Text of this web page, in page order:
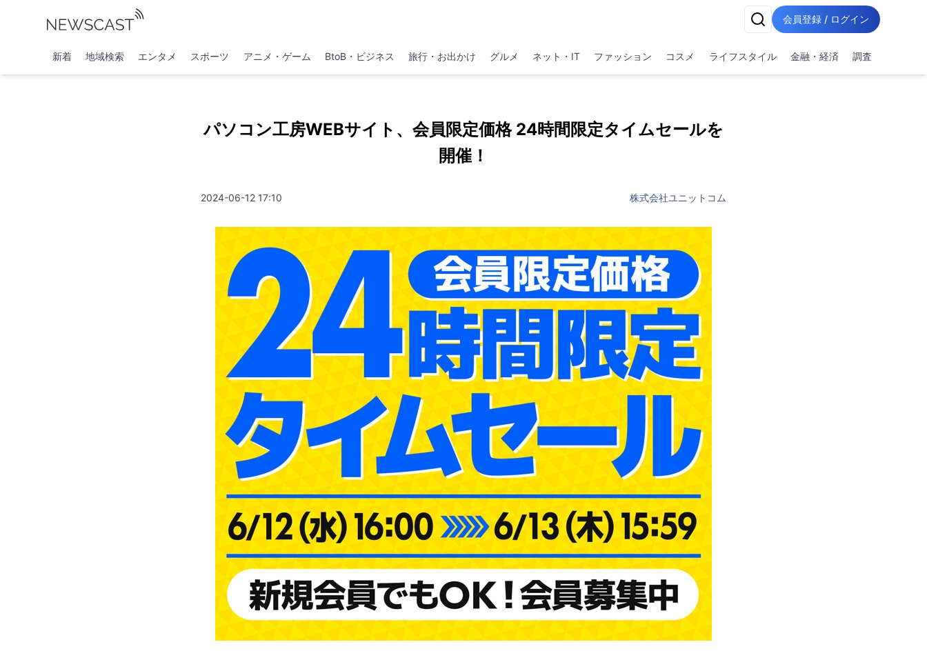
会員登録 / ログイン
新着 地域検索 エンタメ スポーツ アニメ・ゲーム BtoB・ビジネス 旅行・お出かけ グルメ ネット・IT ファッション コスメ ライフスタイル 金融・経済 調査
パソコン工房WEBサイト、会員限定価格 24時間限定タイムセールを
開催！
2024-06-12 17:10 株式会社ユニットコム